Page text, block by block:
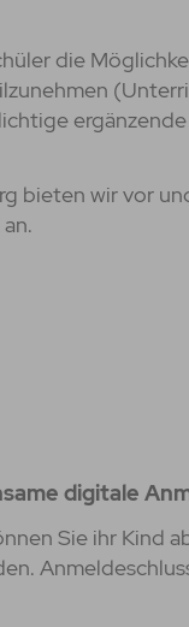
die
bieten wir vor
digitale
Sie ihr Kind